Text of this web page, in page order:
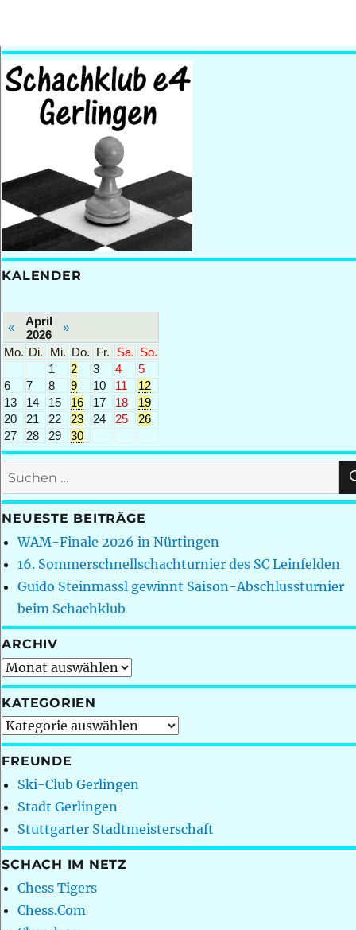
KALENDER
«
April
2026
»
Mo. Di. Mi. Do. Fr. Sa. So.
1
2 3 4
5
6
7 8 9 10 11
12
13
14 15 16 17 18
19
20
21 22 23 24 25
26
27
28 29 30
Suchen
nach:
NEUESTE BEITRÄGE
WAM-Finale 2026 in Nürtingen
16. Sommerschnellschachturnier des SC Leinfelden
Guido Steinmassl gewinnt Saison-Abschlussturnier
beim Schachklub
ARCHIV
Archiv
KATEGORIEN
Kategorien
FREUNDE
Ski-Club Gerlingen
Stadt Gerlingen
Stuttgarter Stadtmeisterschaft
SCHACH IM NETZ
Chess Tigers
Chess.Com